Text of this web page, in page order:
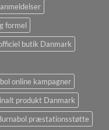
formel
butik Danmark
online kampagner
produkt Danmark
præstationsstøtte